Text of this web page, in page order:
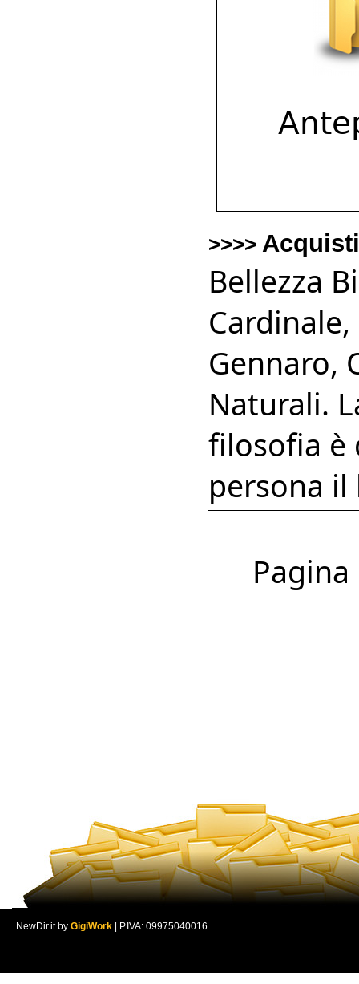
>>>>
Bellezza
Gennaro,
Naturali.
filosofia è
persona il
NewDir.it by GigiWork | P.IVA: 09975040016